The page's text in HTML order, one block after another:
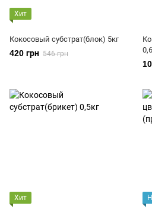
Хит
Кокосовый субстрат(блок) 5кг
420 грн 546 грн
Хит